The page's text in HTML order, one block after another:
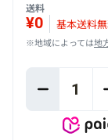
送料
¥0 基本送料
※地域によっては地
1